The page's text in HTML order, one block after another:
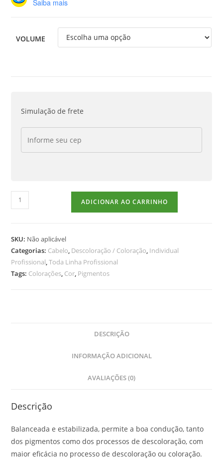
Saiba mais
VOLUME
Simulação de frete
ADICIONAR AO CARRINHO
SKU: Não aplicável
Categorias: Cabelo Descoloração / Coloração Individual
Profissional ,Toda Linha Profissional
Tags: Colorações Cor Pigmentos
DESCRIÇÃO
INFORMAÇÃO ADICIONAL
AVALIAÇÕES (0)
Descrição
Balanceada e estabilizada, permite a boa condução, tanto
dos pigmentos como dos processos de descoloração, com
maior eficácia no processo de descoloração ou coloração.